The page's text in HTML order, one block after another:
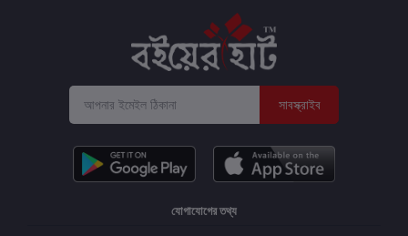
সাবস্ক্রাইব
যোগাযোগের তথ্য